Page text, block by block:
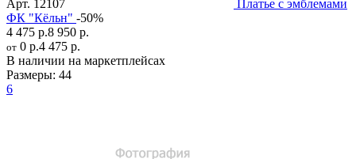
Арт. 12107
Платье с эмблемами
ФК "Кёльн" -50%
4 475 р.8 950 р.
от 0 р.4 475 р.
В наличии на маркетплейсах
Размеры: 44
6